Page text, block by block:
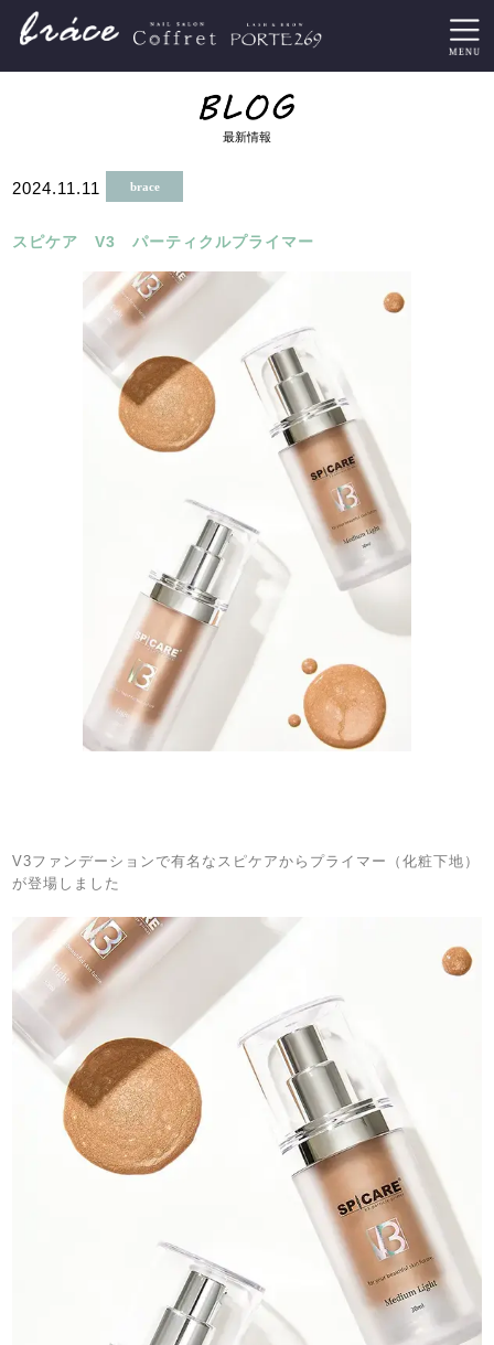
最新情報
2024.11.11 brace
スピケア V3 パーティクルプライマー
V3ファンデーションで有名なスピケアからプライマー（化粧下地）
が登場しました